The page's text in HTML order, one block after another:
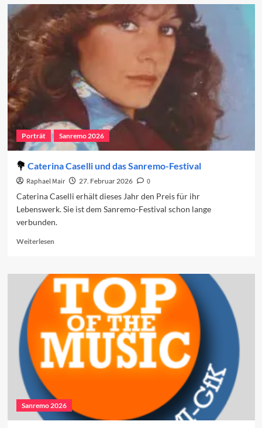
Sanremo
2026:
Der
vierte
Porträt Sanremo 2026
Caterina Caselli und das Sanremo-Festival
Raphael Mair 27. Februar 2026
0
Caterina Caselli erhält dieses Jahr den Preis für ihr
Lebenswerk. Sie ist dem Sanremo-Festival schon lange
verbunden.
WeiterlesenRead
Caterina
Caselli
und
das
Sanremo-
Festival
Sanremo 2026